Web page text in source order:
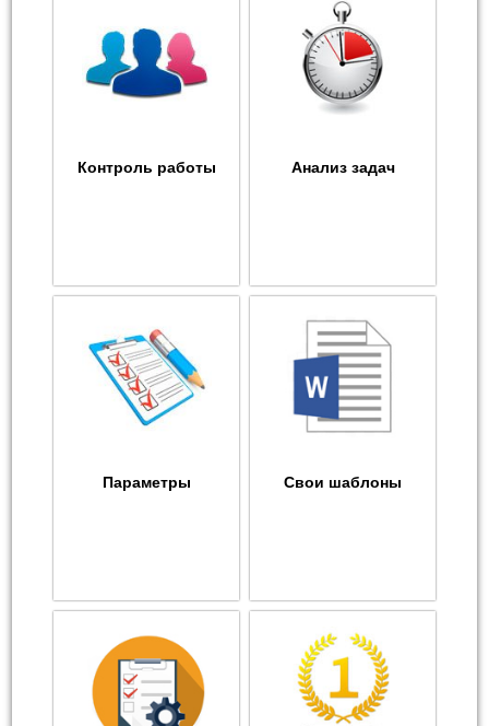
Контроль работы Анализ задач
Параметры Свои шаблоны